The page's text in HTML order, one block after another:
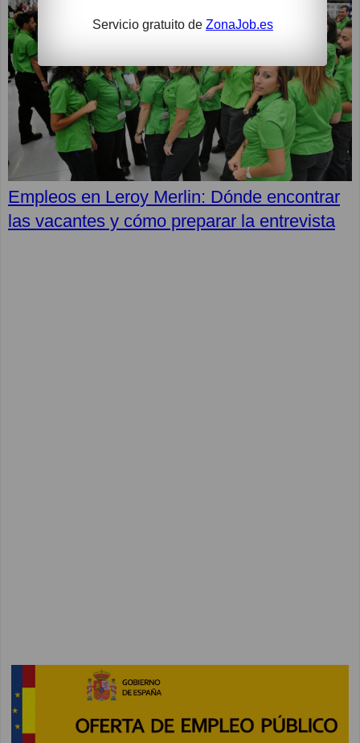
Servicio gratuito de ZonaJob.es
Empleos en Leroy Merlin: Dónde encontrar
las vacantes y cómo preparar la entrevista